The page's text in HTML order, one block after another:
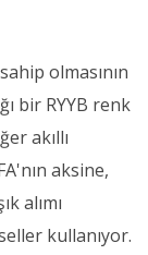
olmasının
bir RYYB renk
akıllı
aksine,
alımı
kullanıyor.